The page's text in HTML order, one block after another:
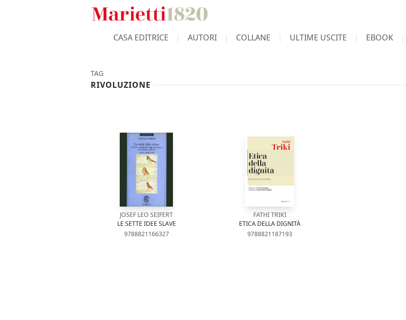
CASA EDITRICE AUTORI COLLANE ULTIME USCITE EBOOK
TAG
RIVOLUZIONE
JOSEF LEO SEIFERT
LE SETTE IDEE SLAVE
9788821166327
FATHI TRIKI
ETICA DELLA DIGNITÀ
9788821187193